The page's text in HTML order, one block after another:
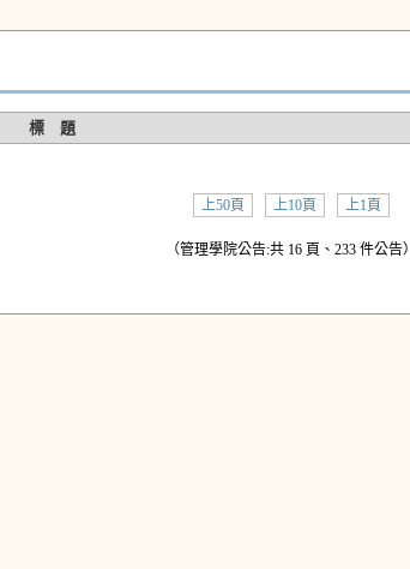
標 題
上50頁 上10頁 上1頁
（管理學院公告:共 16 頁、233 件公告）